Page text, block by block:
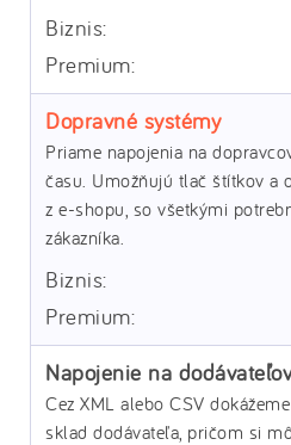
Dopravné systémy
Priame napojenia na
času. Umožňujú tlač štítkov a
z e-shopu, so všetkými
zákazníka.
Napojenie na dodávateľov
Cez XML alebo CSV
sklad dodávateľa, pričom si